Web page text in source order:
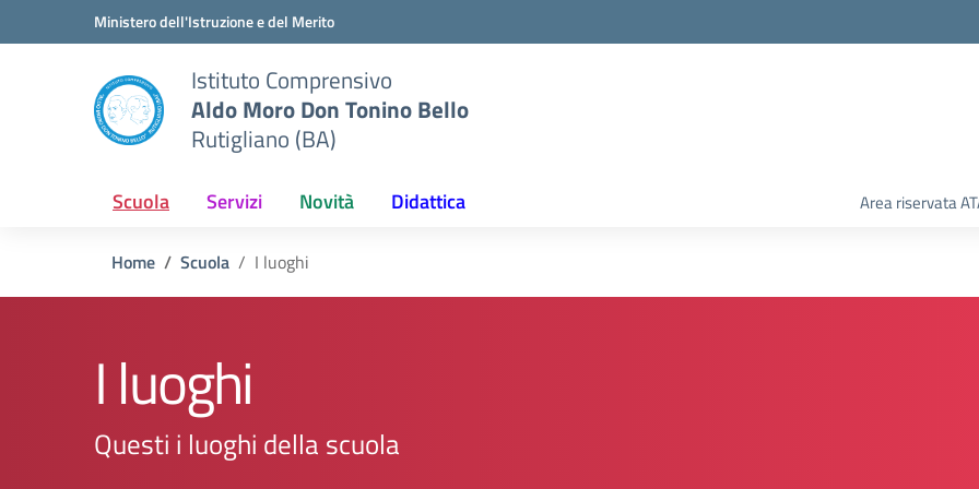
Vai ai contenuti
Vai al menu di navigazioneMinistero dell'Istruzione e del Merito
Istituto Comprensivo
Aldo Moro Don Tonino Bello
Rutigliano (BA)
Scuola Servizi Novità Didattica Area riservata
Home Scuola I luoghi
I luoghi
Questi i luoghi della scuola